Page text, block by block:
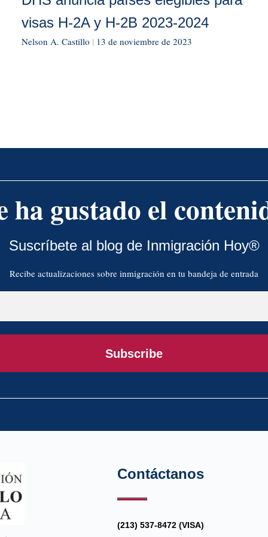
visas H-2A y H-2B 2023-2024
Nelson A. Castillo | 13 de noviembre de 2023
ha gustado el
Suscríbete al blog de Inmigración Hoy®
Recibe actualizaciones sobre inmigración en tu bandeja de entrada
Subscribe
Contáctanos
(213) 537-8472 (VISA)